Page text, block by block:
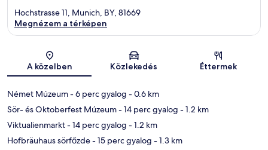
Térkép
Hochstrasse 11, Munich, BY, 81669
Megnézem a térképen
A közelben Közlekedés Éttermek
Német Múzeum- 6 perc gyalog - 0.6 km
Sör- és Oktoberfest Múzeum- 14 perc gyalog - 1.2 km
Viktualienmarkt- 14 perc gyalog - 1.2 km
Hofbräuhaus sörfőzde- 15 perc gyalog - 1.3 km